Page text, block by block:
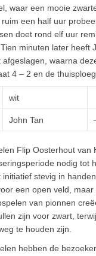
waar een mooie
een half uur
doet rond elf uur
minuten later heeft
afgeslagen, waarna
4 – 2 en de
wit
John Tan
Flip Oosterhout van
nodig tot
initiatief stevig in
een open veld,
van pionnen
zijn voor zwart,
te houden zijn.
hebben de